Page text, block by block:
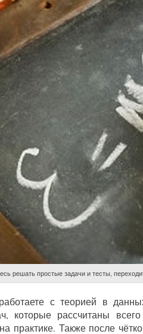
решать простые задачи и тесты,
с теорией в
которые рассчитаны
практике. Также после